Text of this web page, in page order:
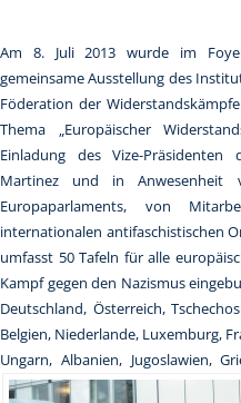
Am 8. Juli 2013 wurde im
gemeinsame Ausstellung des
Föderation der
Thema „Europäischer
Einladung des Vize-Präsidenten
Martinez und in Anwesenheit
Europaparlaments, von
internationalen antifaschistischen
umfasst 50 Tafeln für alle
Kampf gegen den Nazismus
Deutschland, Österreich,
Belgien, Niederlande, Luxemburg,
Ungarn, Albanien, Jugoslawien,